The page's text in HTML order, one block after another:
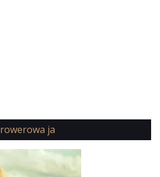
rowerowa ja